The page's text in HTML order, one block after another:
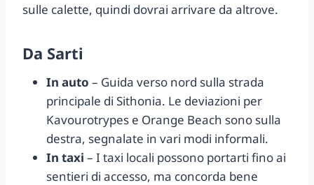
sulle calette, quindi dovrai arrivare da altrove.
Da Sarti
In auto – Guida verso nord sulla strada
principale di Sithonia. Le deviazioni per
Kavourotrypes e Orange Beach sono sulla
destra, segnalate in vari modi informali.
In taxi – I taxi locali possono portarti fino ai
sentieri di accesso, ma concorda bene